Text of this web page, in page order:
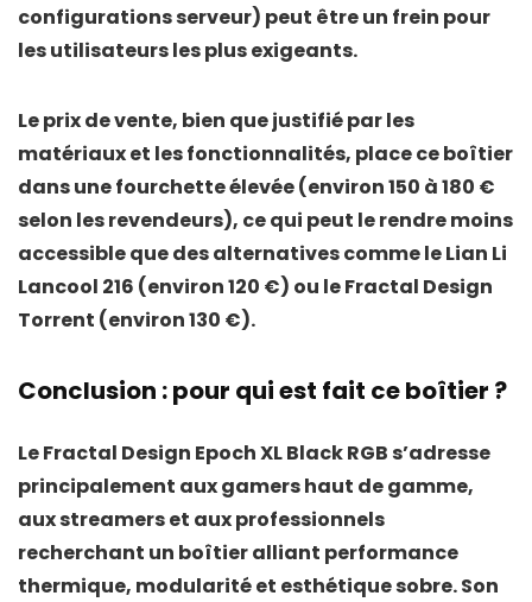
configurations serveur) peut être un frein pour
les utilisateurs les plus exigeants.
Le prix de vente, bien que justifié par les
matériaux et les fonctionnalités, place ce boîtier
dans une fourchette élevée (environ 150 à 180 €
selon les revendeurs), ce qui peut le rendre moins
accessible que des alternatives comme leLian Li
Lancool 216 (environ 120 €) ou leFractal Design
Torrent (environ 130 €).
Conclusion : pour qui est fait ce boîtier ?
LeFractal Design Epoch XL Black RGBs’adresse
principalement auxgamers haut de gamme,
auxstreamerset auxprofessionnels
recherchant un boîtier alliant performance
thermique, modularité et esthétique sobre. Son